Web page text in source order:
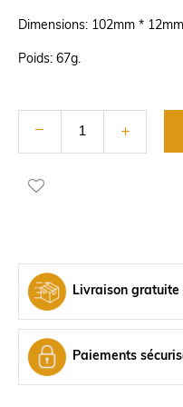
Dimensions: 102mm * 12mm
Poids: 67g.
Livraison gratuite
Paiements